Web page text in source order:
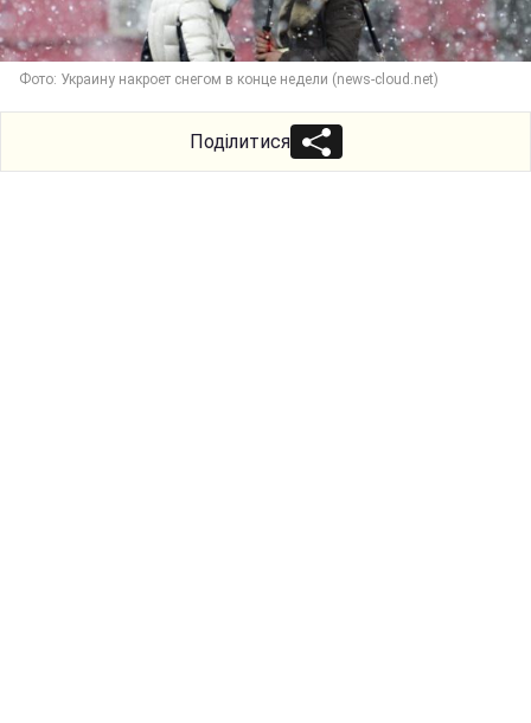
Фото: Украину накроет снегом в конце недели (news-cloud.net)
Поділитися